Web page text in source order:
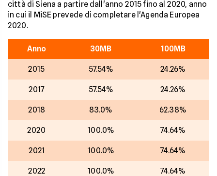
città di Siena a partire dall'anno 2015 fino al 2020, anno
in cui il MiSE prevede di completare l'Agenda Europea
2020.
Anno 30MB 100MB
2015 57.54% 24.26%
2017 57.54% 24.26%
2018 83.0% 62.38%
2020 100.0% 74.64%
2021 100.0% 74.64%
2022 100.0% 74.64%